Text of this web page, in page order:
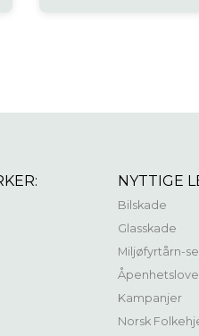
NYTTIGE
Bilskade
Glasskade
Miljøfyrtårn-
Kampanjer
Norsk